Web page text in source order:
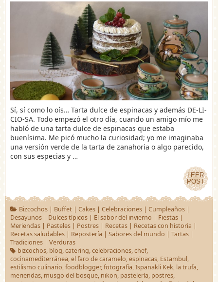
Sí, sí como lo oís… Tarta dulce de espinacas y además DE-LI-
CIO-SA. Todo empezó el otro día, cuando un amigo mío me
habló de una tarta dulce de espinacas que estaba
buenísima. Me picó mucho la curiosidad; yo me imaginaba
una versión verde de la tarta de zanahoria o algo parecido,
con sus especias y …
LEER
POST
LEER
POST
Bizcochos| Buffet| Cakes| Celebraciones| Cumpleaños|
Desayunos | Dulces típicos | El sabor del invierno | Fiestas |
Meriendas | Pasteles | Postres | Recetas | Recetas con historia |
Recetas saludables | Repostería | Sabores del mundo | Tartas |
Tradiciones | Verduras
bizcochos, blog,catering,celebraciones,chef,
cocinamediterránea,el faro de caramelo,espinacas, Estambul,
estilismo culinario,foodblogger,fotografía,Ispanakli Kek, la trufa,
meriendas, musgo del bosque, nikon, pastelería, postres,